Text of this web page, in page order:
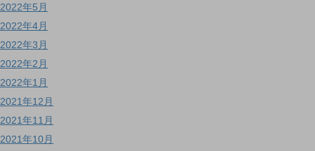
2022年5月
2022年4月
2022年3月
2022年2月
2022年1月
2021年12月
2021年11月
2021年10月